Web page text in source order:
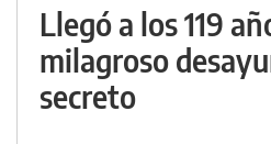
Llegó a los 119
milagroso
secreto